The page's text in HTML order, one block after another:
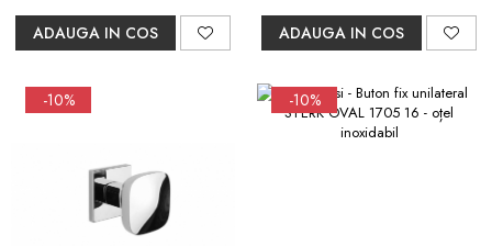
Paravane de dus Walk
Panouri si usi de dus
Rigole de dus
Mobilier baie
ADAUGA IN COS ADAUGA IN COS
-10% -10%